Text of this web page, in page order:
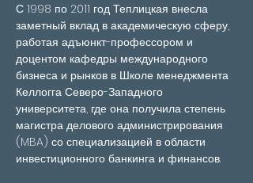
С 1998 по 2011 год Теплицкая внесла
заметный вклад в академическую сферу,
работая адъюнкт-профессором и
доцентом кафедры международного
бизнеса и рынков в Школе менеджмента
Келлогга Северо-Западного
университета, где она получила степень
магистра делового администрирования
(MBA) со специализацией в области
инвестиционного банкинга и финансов.